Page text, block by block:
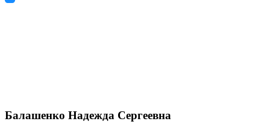
Балашенко Надежда Сергеевна